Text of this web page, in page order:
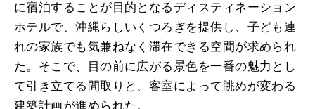
に宿泊することが目的となるディスティネーション
ホテルで、沖縄らしいくつろぎを提供し、子ども連
れの家族でも気兼ねなく滞在できる空間が求められ
た。そこで、目の前に広がる景色を一番の魅力とし
て引き立てる間取りと、客室によって眺めが変わる
建築計画が進められた。